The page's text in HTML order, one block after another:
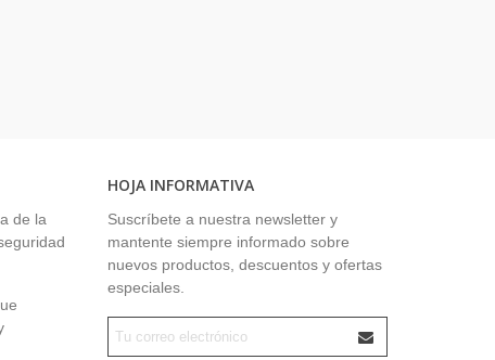
de la
HOJA INFORMATIVA
Suscríbete a nuestra newsletter y
mantente siempre informado sobre
nuevos productos, descuentos y ofertas
especiales.